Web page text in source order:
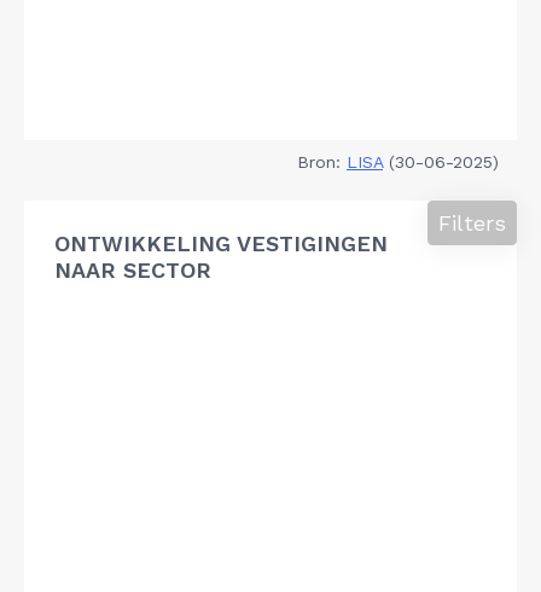
Bron: LISA(30-06-2025)
ONTWIKKELING VESTIGINGEN
NAAR SECTOR
Filters